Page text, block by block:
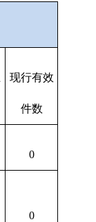
现行有效
件数
0
0